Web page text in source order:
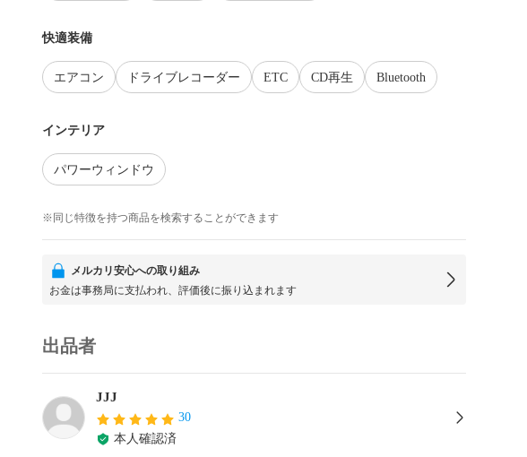
快適装備
エアコン ドライブレコーダー ETC CD再生 Bluetooth
インテリア
パワーウィンドウ
※同じ特徴を持つ商品を検索することができます
メルカリ安心への取り組み
お金は事務局に支払われ、評価後に振り込まれます
出品者
JJJ
30
本人確認済